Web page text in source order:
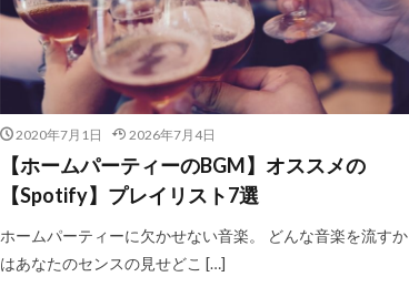
2020年7月1日 2026年7月4日
【ホームパーティーのBGM】オススメの
【Spotify】プレイリスト7選
ホームパーティーに欠かせない音楽。 どんな音楽を流すか
はあなたのセンスの見せどこ […]